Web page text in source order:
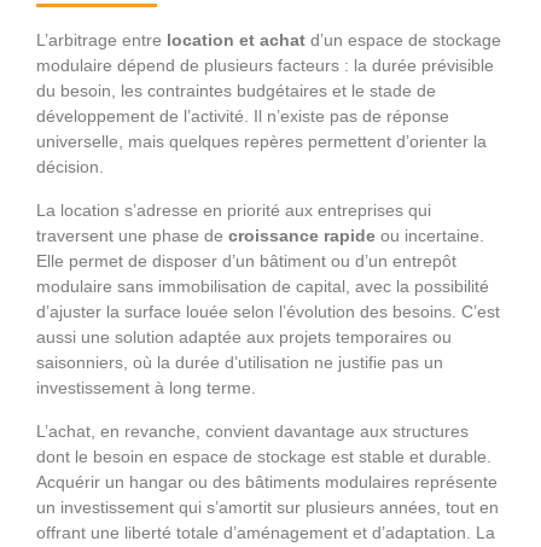
L’arbitrage entre location et achat d’un espace de stockage
modulaire dépend de plusieurs facteurs : la durée prévisible
du besoin, les contraintes budgétaires et le stade de
développement de l’activité. Il n’existe pas de réponse
universelle, mais quelques repères permettent d’orienter la
décision.
La location s’adresse en priorité aux entreprises qui
traversent une phase de croissance rapide ou incertaine.
Elle permet de disposer d’un bâtiment ou d’un entrepôt
modulaire sans immobilisation de capital, avec la possibilité
d’ajuster la surface louée selon l’évolution des besoins. C’est
aussi une solution adaptée aux projets temporaires ou
saisonniers, où la durée d’utilisation ne justifie pas un
investissement à long terme.
L’achat, en revanche, convient davantage aux structures
dont le besoin en espace de stockage est stable et durable.
Acquérir un hangar ou des bâtiments modulaires représente
un investissement qui s’amortit sur plusieurs années, tout en
offrant une liberté totale d’aménagement et d’adaptation. La